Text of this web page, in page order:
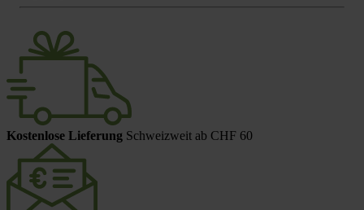
Kostenlose Lieferung Schweizweit ab CHF 60